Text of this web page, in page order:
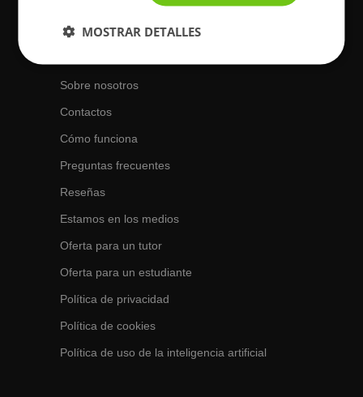
Fines de semana de 10 a 18 hs.
Sobre nosotros
Contactos
Cómo funciona
Preguntas frecuentes
Reseñas
Estamos en los medios
Oferta para un tutor
Oferta para un estudiante
Política de privacidad
Política de cookies
Política de uso de la inteligencia artificial
MOSTRAR DETALLES